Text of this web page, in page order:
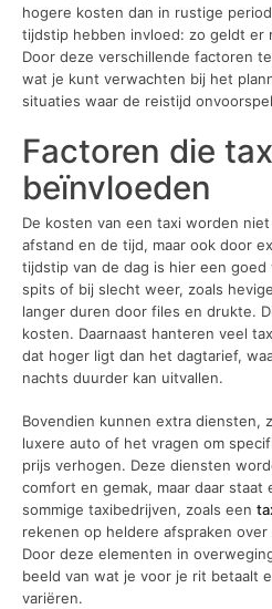
hogere kosten dan in rustige
tijdstip hebben invloed: zo geldt er
Door deze verschillende factoren
wat je kunt verwachten bij het
situaties waar de reistijd
Factoren die
beïnvloeden
De kosten van een taxi worden
afstand en de tijd, maar ook door
tijdstip van de dag is hier een goed
spits of bij slecht weer, zoals
langer duren door files en drukte.
kosten. Daarnaast hanteren veel
dat hoger ligt dan het dagtarief,
nachts duurder kan uitvallen.
Bovendien kunnen extra diensten,
luxere auto of het vragen om
prijs verhogen. Deze diensten
comfort en gemak, maar daar staat
sommige taxibedrijven, zoals een
rekenen op heldere afspraken
Door deze elementen in
beeld van wat je voor je rit betaalt
variëren.